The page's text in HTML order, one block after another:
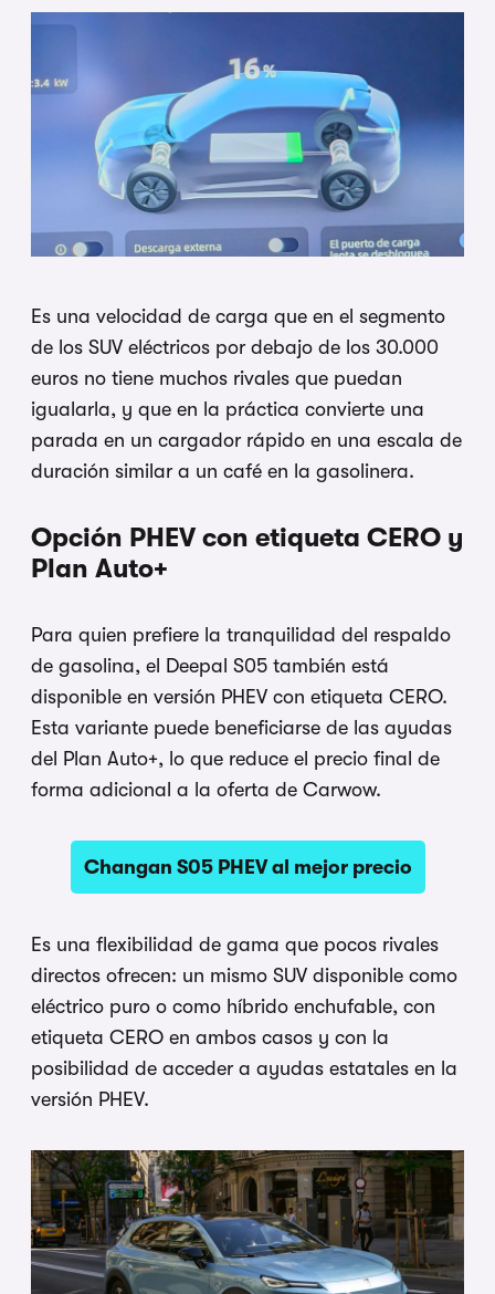
Es una velocidad de carga que en el segmento
de los SUV eléctricos por debajo de los 30.000
euros no tiene muchos rivales que puedan
igualarla, y que en la práctica convierte una
parada en un cargador rápido en una escala de
duración similar a un café en la gasolinera.
Opción PHEV con etiqueta CERO y
Plan Auto+
Para quien prefiere la tranquilidad del respaldo
de gasolina, el Deepal S05 también está
disponible en versión PHEV con etiqueta CERO.
Esta variante puede beneficiarse de las ayudas
del Plan Auto+, lo que reduce el precio final de
forma adicional a la oferta de Carwow.
Changan S05 PHEV al mejor precio
Es una flexibilidad de gama que pocos rivales
directos ofrecen: un mismo SUV disponible como
eléctrico puro o como híbrido enchufable, con
etiqueta CERO en ambos casos y con la
posibilidad de acceder a ayudas estatales en la
versión PHEV.